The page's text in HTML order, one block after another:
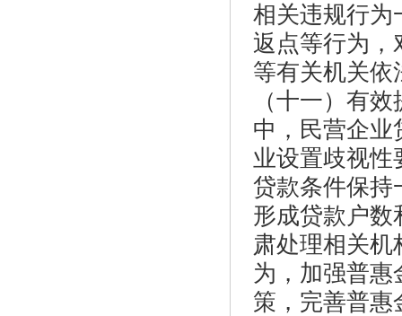
相关违规行为
返点等行为，
等有关机关依
（十一）有
中，民营企业
业设置歧视性
贷款条件保持
形成贷款户数
肃处理相关
为，加强普
策，完善普惠